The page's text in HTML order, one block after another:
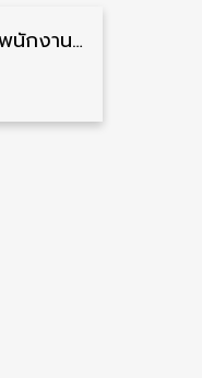
ไปรษณีย์ไทย รับสมัครบรรจุเข้าเป็นพนักงาน วุฒิ ม.6/ปวช./ปวส./ป.ตรี/ป.โท 23 อัตรา รับสมัคร 29 มิถุนายน – 17 กรกฎาคม